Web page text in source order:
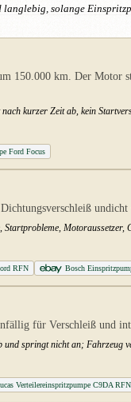
solange
150.000 km. Der Motor
kurzer Zeit ab, kein
Ford Focus
Motoraussetzer,
RFN Bosch
für Verschleiß und
springt nicht an; Fahrzeug
Verteilereinspritzpumpe C9DA RFN